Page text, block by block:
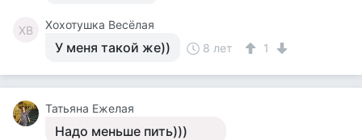
ХВ Хохотушка Весёлая
У меня такой же)) 8 лет 1
Татьяна Ежелая
Надо меньше пить)))